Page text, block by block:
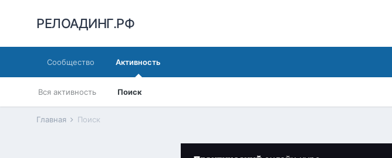
РЕЛОАДИНГ.РФ
Сообщество Активность
Вся активность Поиск
Главная Поиск